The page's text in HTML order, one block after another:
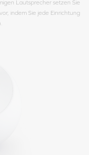
Lautsprecher setzen Sie
indem Sie jede Einrichtung